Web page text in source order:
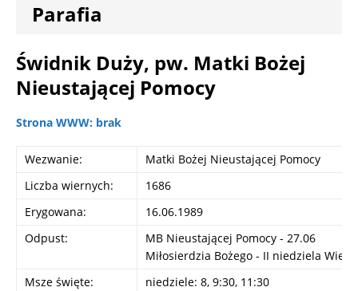
Parafia
Świdnik Duży, pw. Matki Bożej
Nieustającej Pomocy
Strona WWW: brak
Wezwanie:
Matki Bożej Nieustającej Pomocy
Liczba wiernych:
1686
Erygowana:
16.06.1989
Odpust:
MB Nieustającej Pomocy - 27.06
Miłosierdzia Bożego - II niedziela
Msze święte:
niedziele: 8, 9:30, 11:30